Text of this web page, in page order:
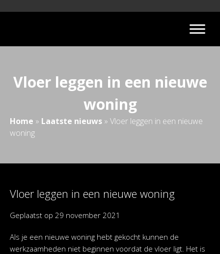
Vloer leggen in een nieuwe
woning
Home » Laatste nieuws » Vloer leggen in een nieuwe
woning
Vloer leggen in een nieuwe woning
Geplaatst op 29 november 2021
Als je een nieuwe woning hebt gekocht kunnen de
werkzaamheden niet beginnen voordat de vloer ligt. Het is